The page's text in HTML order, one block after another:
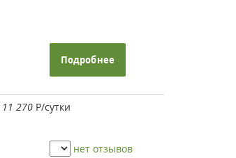
Подробнее
11 270 Р/сутки
нет отзывов